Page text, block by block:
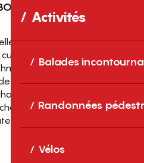
Activités
Balades
Randonnées
Vélos
TOUTE L’ANNÉE
concerts, expositions,
les Pyrénées-
de grands temps forts
d’événements de
vivre les
des sorties près de
les infos dans notre
et sorties
famille
Orientales
villages de